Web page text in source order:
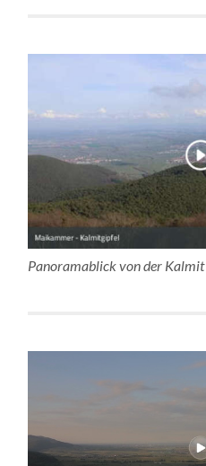
Panoramablick von der Kalmit